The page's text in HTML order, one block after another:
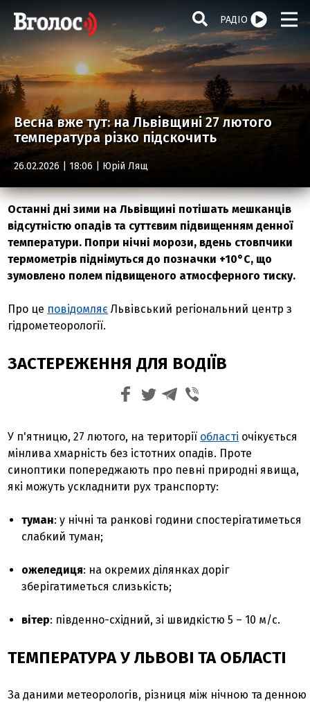
РАДІО
Весна вже тут: на Львівщині 27 лютого
температура різко підскочить
26.02.2026 | 18:06 | Юрій Лящ
Останні дні зими на Львівщині потішать мешканців
відсутністю опадів та суттєвим підвищенням денної
температури. Попри нічні морози, вдень стовпчики
термометрів піднімуться до позначки +10°C, що
зумовлено полем підвищеного атмосферного тиску.
Про це повідомляє Львівський регіональний центр з
гідрометеорології.
ЗАСТЕРЕЖЕННЯ ДЛЯ ВОДІЇВ
У п'ятницю, 27 лютого, на території області очікується
мінлива хмарність без істотних опадів. Проте
синоптики попереджають про певні природні явища,
які можуть ускладнити рух транспорту:
туман: у нічні та ранкові години спостерігатиметься
слабкий туман;
ожеледиця: на окремих ділянках доріг
зберігатиметься слизькість;
вітер: південно-східний, зі швидкістю 5 – 10 м/с.
ТЕМПЕРАТУРА У ЛЬВОВІ ТА ОБЛАСТІ
За даними метеорологів, різниця між нічною та денною